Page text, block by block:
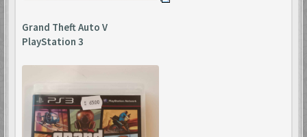
Grand Theft Auto V
PlayStation 3